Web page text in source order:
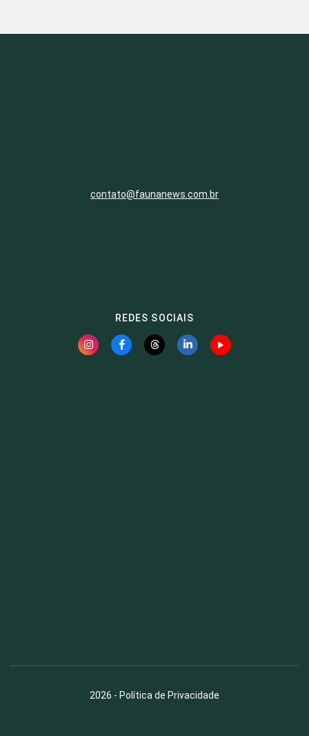
contato@faunanews.com.br
REDES SOCIAIS
2026 - Política de Privacidade